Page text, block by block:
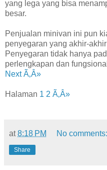
yang lega yang bisa
besar.
Penjualan minivan ini pun
penyegaran yang akhir-
Penyegaran tidak hanya
perlengkapan dan
Next Ã‚Â»
Halaman 1 2 Ã‚Â»
at8:18 PM No comments:
Share